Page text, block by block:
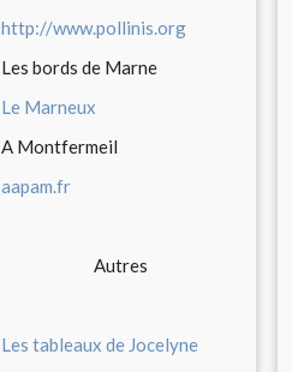
http://www.pollinis.org
Les bords de Marne
Le Marneux
A Montfermeil
aapam.fr
Autres
Les tableaux de Jocelyne